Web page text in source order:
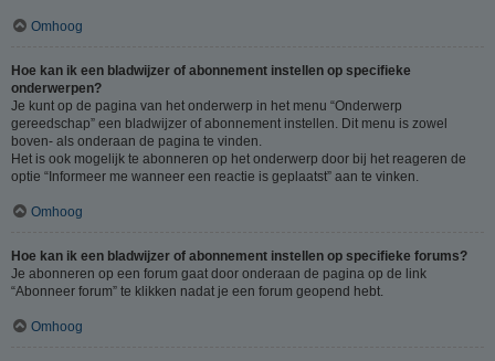
Omhoog
Hoe kan ik een bladwijzer of abonnement instellen op specifieke
onderwerpen?
Je kunt op de pagina van het onderwerp in het menu “Onderwerp
gereedschap” een bladwijzer of abonnement instellen. Dit menu is zowel
boven- als onderaan de pagina te vinden.
Het is ook mogelijk te abonneren op het onderwerp door bij het reageren de
optie “Informeer me wanneer een reactie is geplaatst” aan te vinken.
Omhoog
Hoe kan ik een bladwijzer of abonnement instellen op specifieke forums?
Je abonneren op een forum gaat door onderaan de pagina op de link
“Abonneer forum” te klikken nadat je een forum geopend hebt.
Omhoog